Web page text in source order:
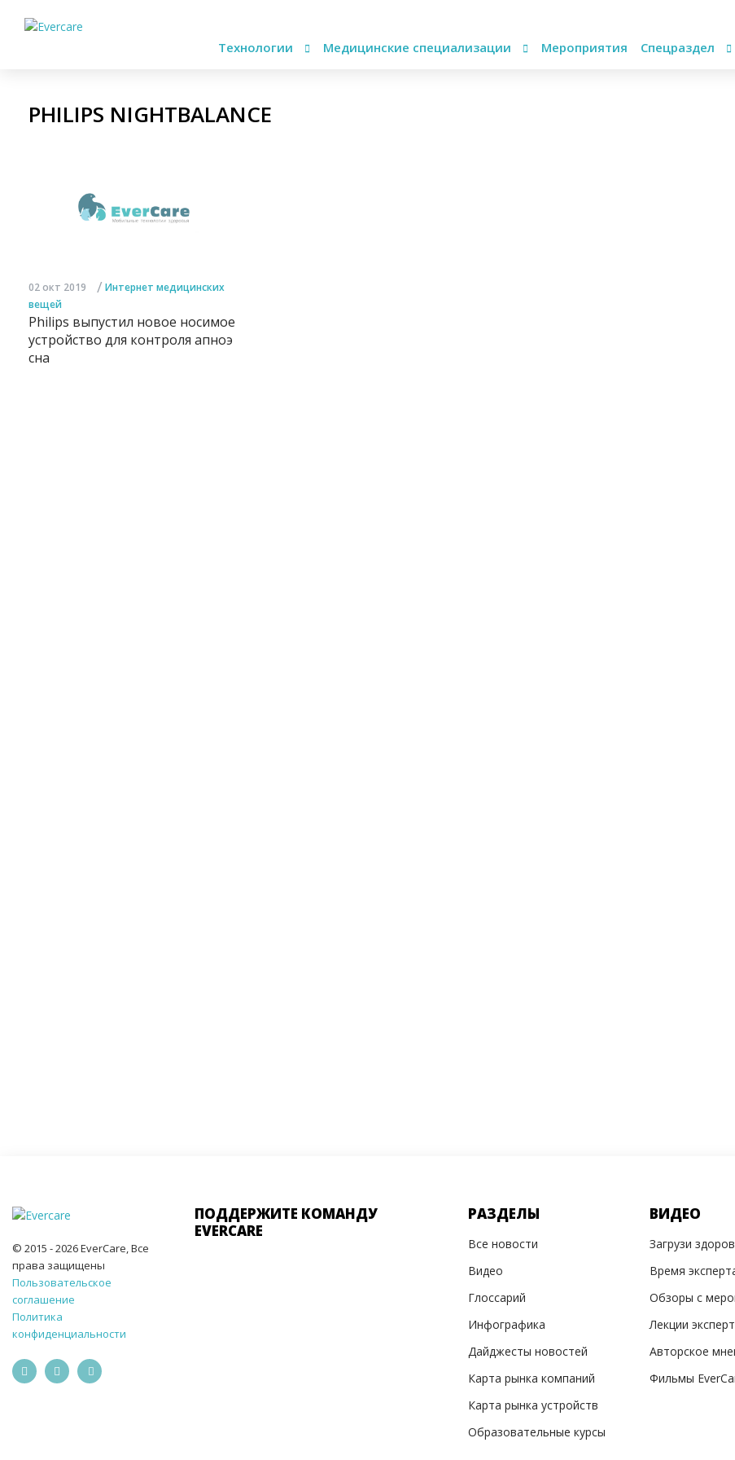
Технологии Медицинские специализации Мероприятия Спецраздел
PHILIPS NIGHTBALANCE
02 окт 2019 / Интернет медицинских
вещей
Philips выпустил новое носимое
устройство для контроля апноэ
сна
© 2015 - 2026 EverCare, Все
права защищены
Пользовательское
соглашение
Политика
конфиденциальности
ПОДДЕРЖИТЕ КОМАНДУ
EVERCARE
РАЗДЕЛЫ
Все новости
Видео
Глоссарий
Инфографика
Дайджесты новостей
Карта рынка компаний
Карта рынка устройств
Образовательные курсы
ВИДЕО
Загрузи
Время
Обзоры с
Лекции
Авторское
Фильмы